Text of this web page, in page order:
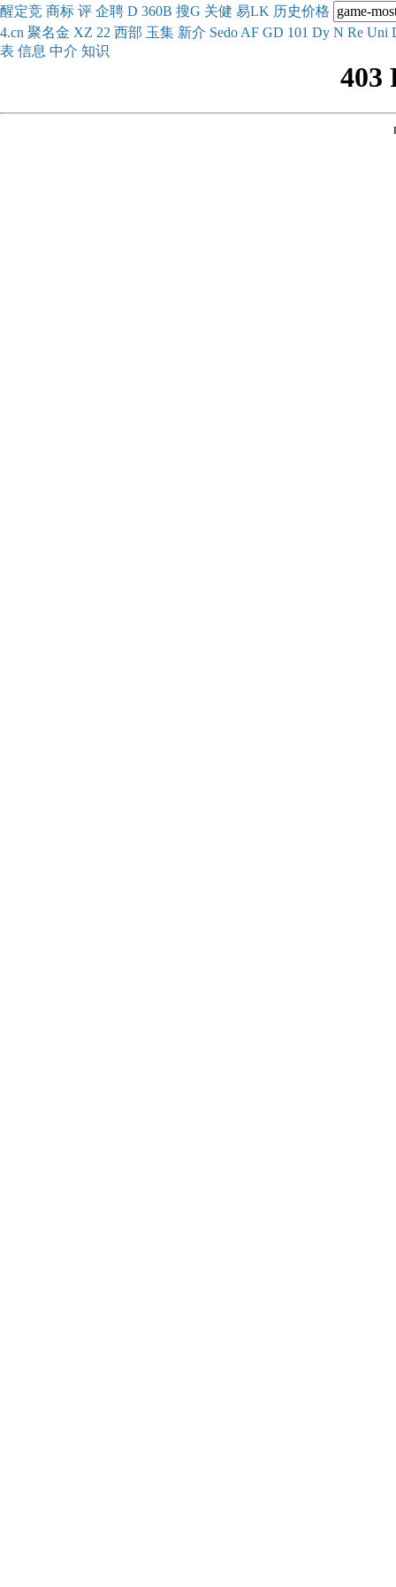
醒定竞 商标 评 企聘 D 360B 搜G 关健 易LK 历史价格
4.cn 聚名金 XZ 22 西部 玉集 新介 Sedo AF GD 101 Dy N Re Uni
表 信息 中介 知识